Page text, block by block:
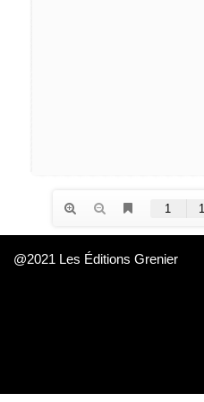
@2021 Les Éditions Grenier